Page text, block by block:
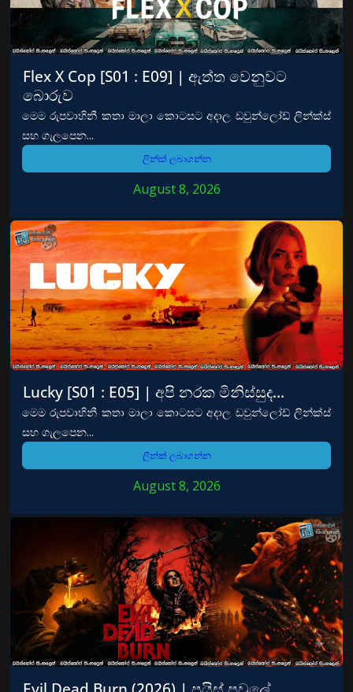
Flex X Cop [S01 : E09] | ඇත්ත වෙනුවට
බොරුව
මෙම රුපවාහිනී කතා මාලා කොටසට අදාල ඩවුන්ලෝඩ් ලින්ක්ස්
සහ ගැලපෙන...
ලින්ක් ලබාගන්න
August 8, 2026
Lucky [S01 : E05] | අපි නරක මිනිස්සුද…
මෙම රුපවාහිනී කතා මාලා කොටසට අදාල ඩවුන්ලෝඩ් ලින්ක්ස්
සහ ගැලපෙන...
ලින්ක් ලබාගන්න
August 8, 2026